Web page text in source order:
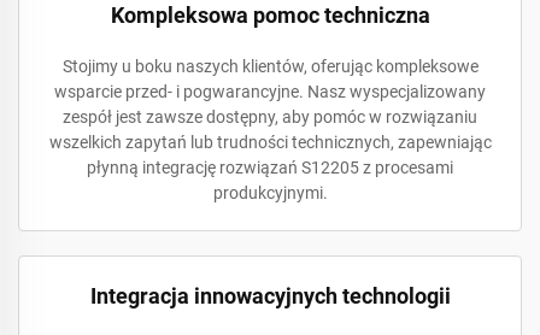
Kompleksowa pomoc techniczna
Stojimy u boku naszych klientów, oferując kompleksowe
wsparcie przed- i pogwarancyjne. Nasz wyspecjalizowany
zespół jest zawsze dostępny, aby pomóc w rozwiązaniu
wszelkich zapytań lub trudności technicznych, zapewniając
płynną integrację rozwiązań S12205 z procesami
produkcyjnymi.
Integracja innowacyjnych technologii